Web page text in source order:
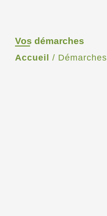
Vos démarches
Accueil / Démarches